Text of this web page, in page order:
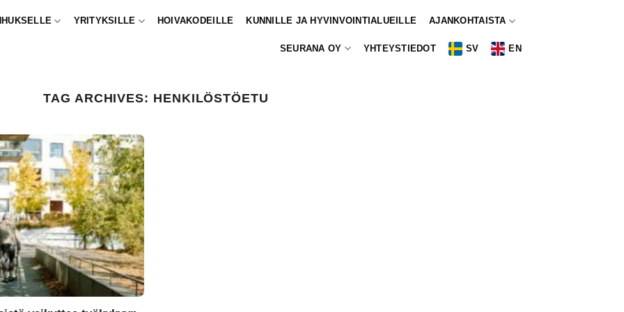
YRITYKSILLE HOIVAKODEILLE KUNNILLE JA HYVINVOINTIALUEILLE AJANKOHTAISTA
SEURANA OY YHTEYSTIEDOT SV EN
TAG ARCHIVES: HENKILÖSTÖETU